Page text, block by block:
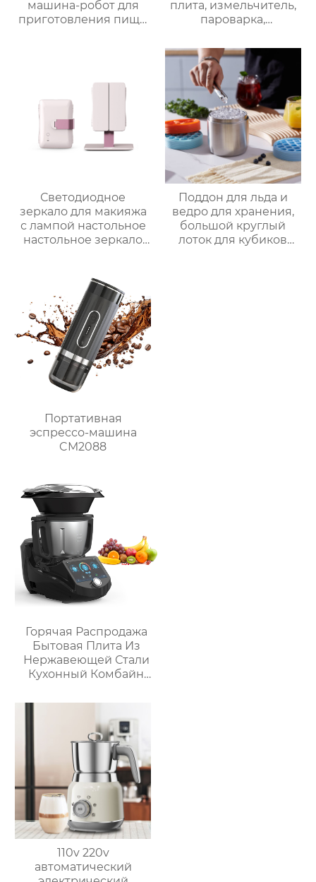
машина-робот для
приготовления пищи
плита, измельчитель,
пароварка,
блендер, кипяток,
замешивание,
взвешивание
Светодиодное
зеркало для макияжа
с лампой настольное
настольное зеркало
складное
косметическое
зеркало для
переодевания
фабрика зеркал
Поддон для льда и
ведро для хранения,
большой круглый
лоток для кубиков
Портативная
эспрессо-машина
CM2088
Горячая Распродажа
Бытовая Плита Из
Нержавеющей Стали
Кухонный Комбайн
Кухонный Комбайн
Робот De Cocina
110v 220v
автоматический